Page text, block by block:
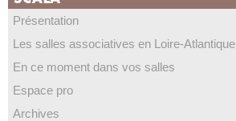
Présentation
Les salles associatives en Loire-Atlantique
En ce moment dans vos salles
Espace pro
Archives